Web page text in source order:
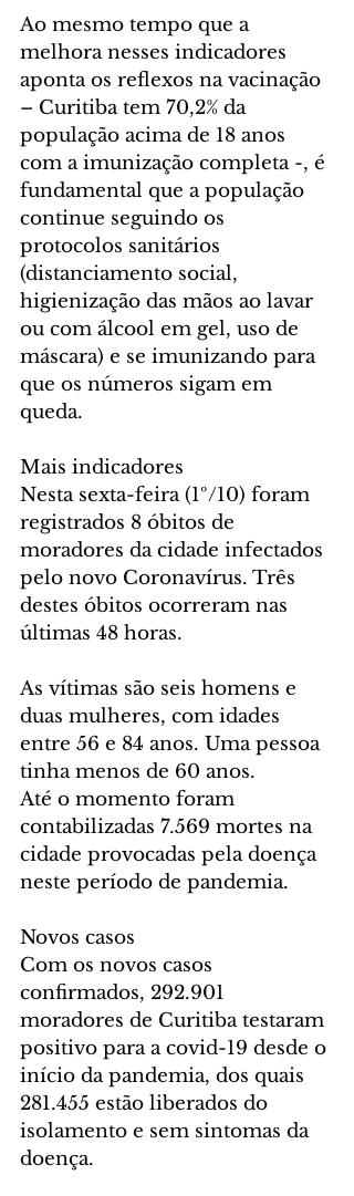
Ao mesmo tempo que a
melhora nesses indicadores
aponta os reflexos na vacinação
– Curitiba tem 70,2% da
população acima de 18 anos
com a imunização completa -, é
fundamental que a população
continue seguindo os
protocolos sanitários
(distanciamento social,
higienização das mãos ao lavar
ou com álcool em gel, uso de
máscara) e se imunizando para
que os números sigam em
queda.
Mais indicadores
Nesta sexta-feira (1º/10) foram
registrados 8 óbitos de
moradores da cidade infectados
pelo novo Coronavírus. Três
destes óbitos ocorreram nas
últimas 48 horas.
As vítimas são seis homens e
duas mulheres, com idades
entre 56 e 84 anos. Uma pessoa
tinha menos de 60 anos.
Até o momento foram
contabilizadas 7.569 mortes na
cidade provocadas pela doença
neste período de pandemia.
Novos casos
Com os novos casos
confirmados, 292.901
moradores de Curitiba testaram
positivo para a covid-19 desde o
início da pandemia, dos quais
281.455 estão liberados do
isolamento e sem sintomas da
doença.